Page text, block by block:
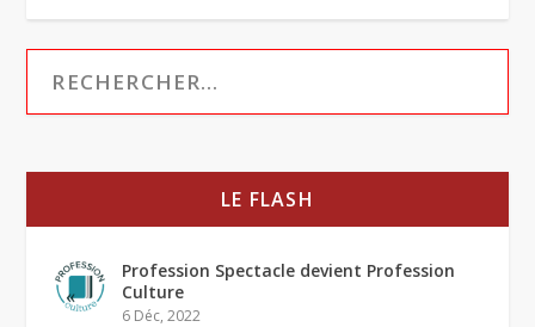
LE FLASH
Profession Spectacle devient Profession
Culture
6 Déc, 2022